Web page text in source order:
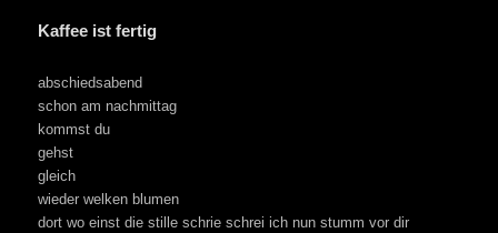
Kaffee ist fertig
abschiedsabend
schon am nachmittag
kommst du
gehst
gleich
wieder welken blumen
dort wo einst die stille schrie schrei ich nun stumm vor dir